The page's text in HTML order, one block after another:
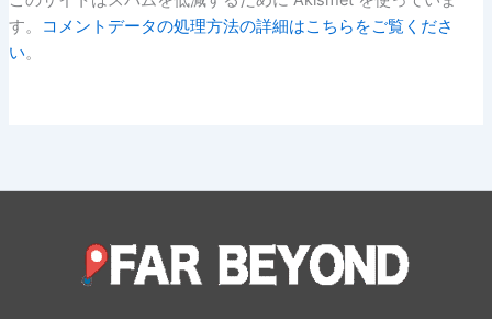
す。
コメントデータの処理方法の詳細はこちらをご覧くださ
い。